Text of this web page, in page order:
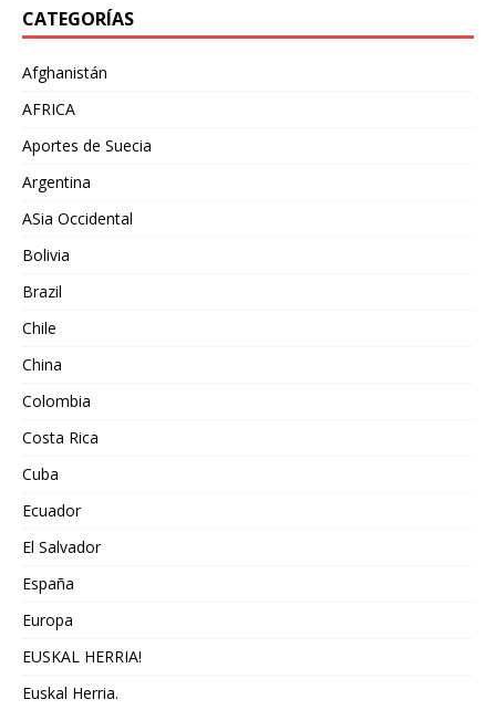
CATEGORÍAS
Afghanistán
AFRICA
Aportes de Suecia
Argentina
ASia Occidental
Bolivia
Brazil
Chile
China
Colombia
Costa Rica
Cuba
Ecuador
El Salvador
España
Europa
EUSKAL HERRIA!
Euskal Herria.